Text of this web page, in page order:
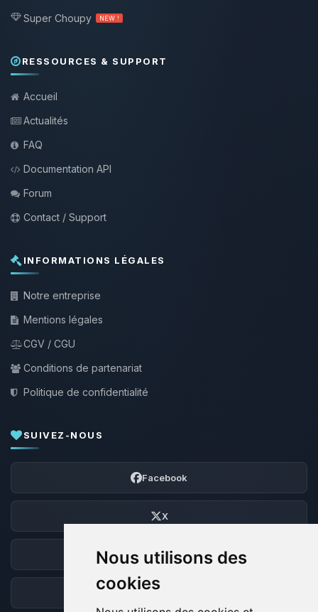
Nous utilisons des
cookies
Super Choupy NEW !
RESSOURCES & SUPPORT
Accueil
Actualités
FAQ
Documentation API
Forum
Contact / Support
INFORMATIONS LÉGALES
Notre entreprise
Mentions légales
CGV / CGU
Conditions de partenariat
Politique de confidentialité
SUIVEZ-NOUS
Facebook
X
Discord
Forum